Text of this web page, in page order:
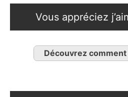
Vous appréciez
Découvrez